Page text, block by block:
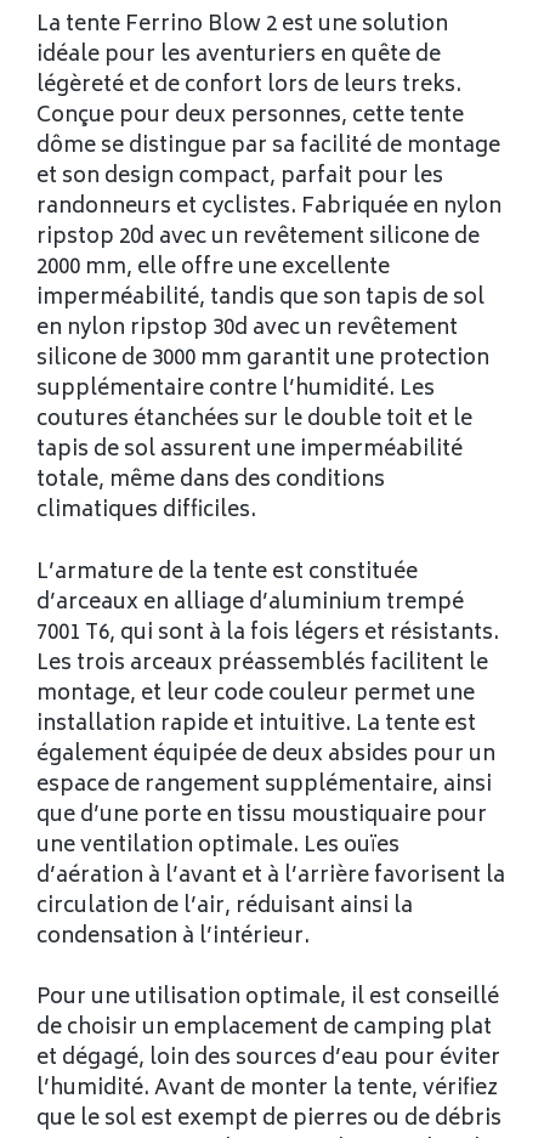
La tente Ferrino Blow 2 est une solution
idéale pour les aventuriers en quête de
légèreté et de confort lors de leurs treks.
Conçue pour deux personnes, cette tente
dôme se distingue par sa facilité de montage
et son design compact, parfait pour les
randonneurs et cyclistes. Fabriquée en nylon
ripstop 20d avec un revêtement silicone de
2000 mm, elle offre une excellente
imperméabilité, tandis que son tapis de sol
en nylon ripstop 30d avec un revêtement
silicone de 3000 mm garantit une protection
supplémentaire contre l’humidité. Les
coutures étanchées sur le double toit et le
tapis de sol assurent une imperméabilité
totale, même dans des conditions
climatiques difficiles.
L’armature de la tente est constituée
d’arceaux en alliage d’aluminium trempé
7001 T6, qui sont à la fois légers et résistants.
Les trois arceaux préassemblés facilitent le
montage, et leur code couleur permet une
installation rapide et intuitive. La tente est
également équipée de deux absides pour un
espace de rangement supplémentaire, ainsi
que d’une porte en tissu moustiquaire pour
une ventilation optimale. Les ouïes
d’aération à l’avant et à l’arrière favorisent la
circulation de l’air, réduisant ainsi la
condensation à l’intérieur.
Pour une utilisation optimale, il est conseillé
de choisir un emplacement de camping plat
et dégagé, loin des sources d’eau pour éviter
l’humidité. Avant de monter la tente, vérifiez
que le sol est exempt de pierres ou de débris